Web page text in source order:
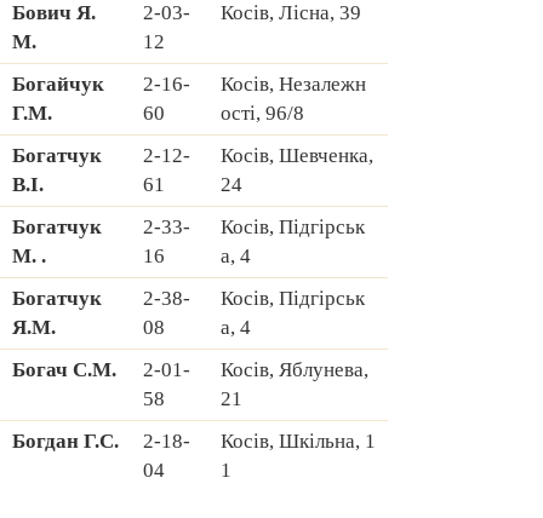
Бович Я.
М.
2-03-
12
Косів, Лісна, 39
Богайчук
Г.М.
2-16-
60
Косів, Hезалежн
ості, 96/8
Богатчук
В.І.
2-12-
61
Косів, Шевченка,
24
Богатчук
М. .
2-33-
16
Косів, Підгірськ
а, 4
Богатчук
Я.М.
2-38-
08
Косів, Підгірськ
а, 4
Богач С.М.
2-01-
58
Косів, Яблунева,
21
Богдан Г.С.
2-18-
04
Косів, Шкільна, 1
1